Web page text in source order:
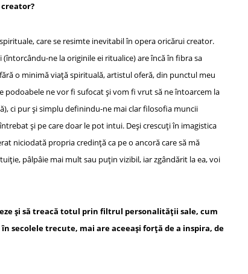
care se resimte inevitabil în opera oricărui creator.
ne la originile ei ritualice) are încă în fibra sa
o minimă viață spirituală, artistul oferă, din punctul meu
podoabele ne vor fi sufocat și vom fi vrut să ne întoarcem la
ci pur și simplu definindu-ne mai clar filosofia muncii
și pe care doar le pot intui. Deși crescuți în imagistica
niciodată propria credință ca pe o ancoră care să mă
pâlpâie mai mult sau puțin vizibil, iar zgândărit la ea, voi
și să treacă totul prin filtrul personalității sale, cum
secolele trecute, mai are aceeași forță de a inspira, de